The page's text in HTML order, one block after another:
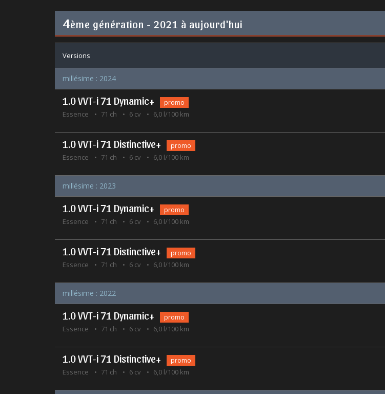
4ème génération - 2021 à aujourd'hui
Versions
millésime : 2024
1.0 VVT-i 71 Dynamic+ promo
Essence 71 ch 6 cv 6,0 l/100 km
1.0 VVT-i 71 Distinctive+ promo
Essence 71 ch 6 cv 6,0 l/100 km
millésime : 2023
1.0 VVT-i 71 Dynamic+ promo
Essence 71 ch 6 cv 6,0 l/100 km
1.0 VVT-i 71 Distinctive+ promo
Essence 71 ch 6 cv 6,0 l/100 km
millésime : 2022
1.0 VVT-i 71 Dynamic+ promo
Essence 71 ch 6 cv 6,0 l/100 km
1.0 VVT-i 71 Distinctive+ promo
Essence 71 ch 6 cv 6,0 l/100 km